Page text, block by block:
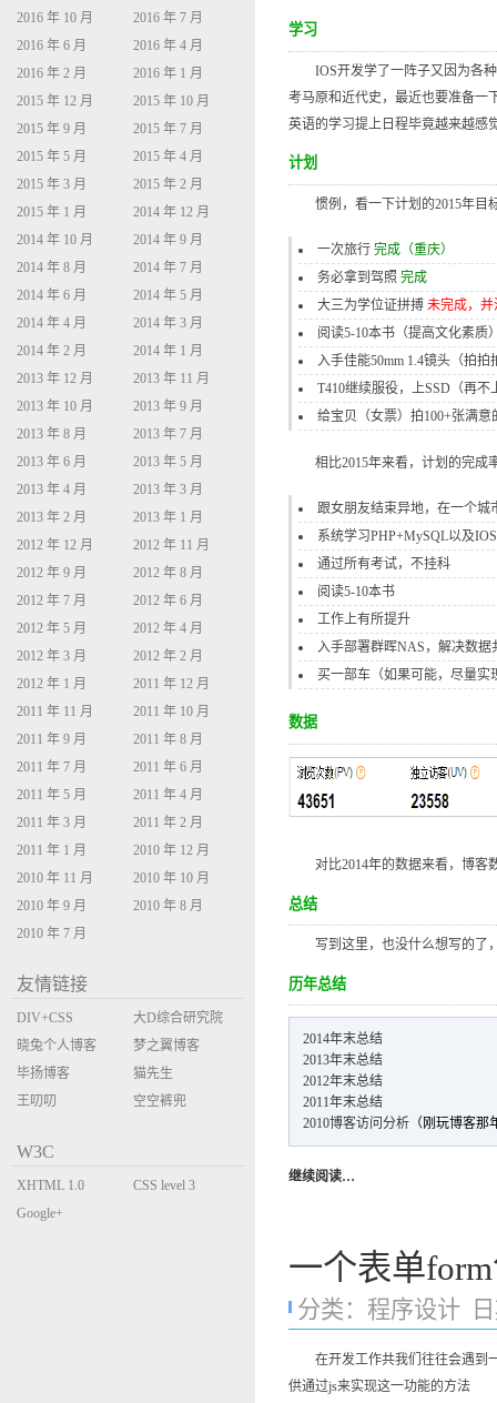
学习
IOS开发学了一阵子又因为各种
考马原和近代史，最近也要准备一
英语的学习提上日程毕竟越来越感
计划
惯例，看一下计划的2015年目
一次旅行 完成（重庆）
务必拿到驾照 完成
大三为学位证拼搏 未完成，
阅读5-10本书（提高文化素质
入手佳能50mm 1.4镜头（拍拍
T410继续服役，上SSD（再
给宝贝（女票）拍100+张满
相比2015年来看，计划的完成
跟女朋友结束异地，在一个城
系统学习PHP+MySQL以及
通过所有考试，不挂科
阅读5-10本书
工作上有所提升
入手部署群晖NAS，解决数据
买一部车（如果可能，尽量实
数据
对比2014年的数据来看，博客
总结
写到这里，也没什么想写的了
历年总结
2014年末总结
2013年末总结
2012年末总结
2011年末总结
2010博客访问分析 （刚玩博客
继续阅读…
一个表单
分类： 程序设计
在开发工作共我们往往会遇到一
供通过js来实现这一功能的方法
2016 年 10 月
2016 年 7 月
2016 年 6 月
2016 年 4 月
2016 年 2 月
2016 年 1 月
2015 年 12 月
2015 年 10 月
2015 年 9 月
2015 年 7 月
2015 年 5 月
2015 年 4 月
2015 年 3 月
2015 年 2 月
2015 年 1 月
2014 年 12 月
2014 年 10 月
2014 年 9 月
2014 年 8 月
2014 年 7 月
2014 年 6 月
2014 年 5 月
2014 年 4 月
2014 年 3 月
2014 年 2 月
2014 年 1 月
2013 年 12 月
2013 年 11 月
2013 年 10 月
2013 年 9 月
2013 年 8 月
2013 年 7 月
2013 年 6 月
2013 年 5 月
2013 年 4 月
2013 年 3 月
2013 年 2 月
2013 年 1 月
2012 年 12 月
2012 年 11 月
2012 年 9 月
2012 年 8 月
2012 年 7 月
2012 年 6 月
2012 年 5 月
2012 年 4 月
2012 年 3 月
2012 年 2 月
2012 年 1 月
2011 年 12 月
2011 年 11 月
2011 年 10 月
2011 年 9 月
2011 年 8 月
2011 年 7 月
2011 年 6 月
2011 年 5 月
2011 年 4 月
2011 年 3 月
2011 年 2 月
2011 年 1 月
2010 年 12 月
2010 年 11 月
2010 年 10 月
2010 年 9 月
2010 年 8 月
2010 年 7 月
友情链接
DIV+CSS
大D综合研究院
晓兔个人博客
梦之翼博客
毕扬博客
猫先生
王叨叨
空空裤兜
W3C
XHTML 1.0
Transitional
CSS level 3
Google+